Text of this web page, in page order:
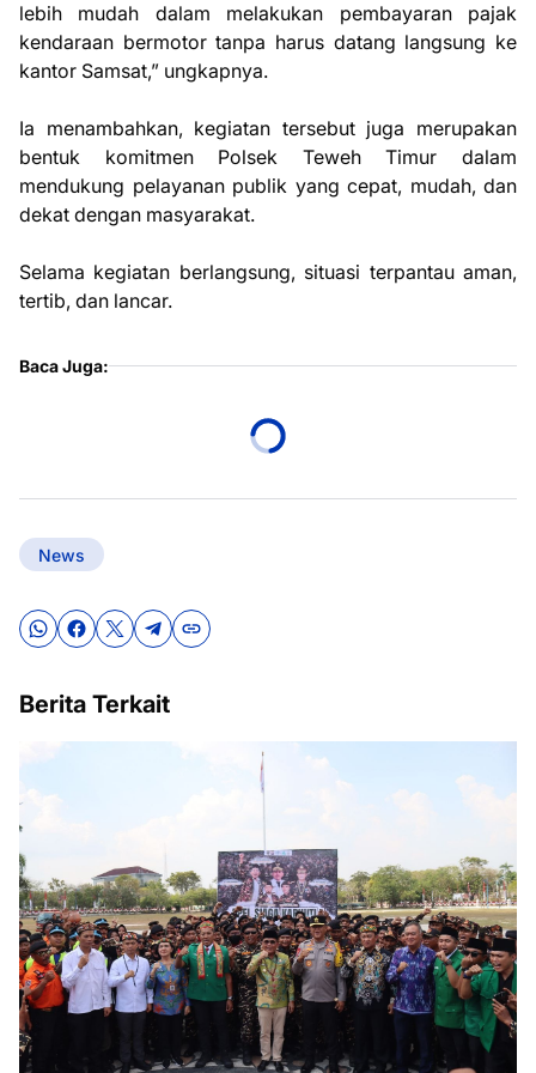
lebih mudah dalam melakukan pembayaran pajak
kendaraan bermotor tanpa harus datang langsung ke
kantor Samsat,” ungkapnya.
Ia menambahkan, kegiatan tersebut juga merupakan
bentuk komitmen Polsek Teweh Timur dalam
mendukung pelayanan publik yang cepat, mudah, dan
dekat dengan masyarakat.
Selama kegiatan berlangsung, situasi terpantau aman,
tertib, dan lancar.
Baca Juga:
News
Berita Terkait